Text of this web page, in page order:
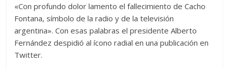
«Con profundo dolor lamento el fallecimiento de Cacho
Fontana, símbolo de la radio y de la televisión
argentina». Con esas palabras el presidente Alberto
Fernández despidió al ícono radial en una publicación en
Twitter.